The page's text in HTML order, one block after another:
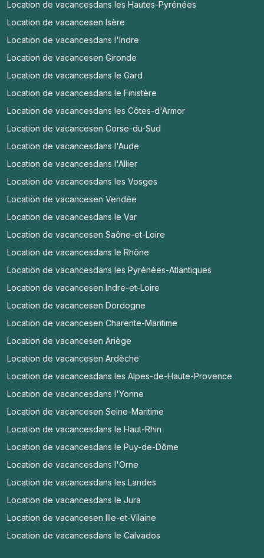
Location de vacancesdans les Hautes-Pyrénées
Location de vacancesen Isère
Location de vacancesdans l'Indre
Location de vacancesen Gironde
Location de vacancesdans le Gard
Location de vacancesdans le Finistère
Location de vacancesdans les Côtes-d'Armor
Location de vacancesen Corse-du-Sud
Location de vacancesdans l'Aude
Location de vacancesdans l'Allier
Location de vacancesdans les Vosges
Location de vacancesen Vendée
Location de vacancesdans le Var
Location de vacancesen Saône-et-Loire
Location de vacancesdans le Rhône
Location de vacancesdans les Pyrénées-Atlantiques
Location de vacancesen Indre-et-Loire
Location de vacancesen Dordogne
Location de vacancesen Charente-Maritime
Location de vacancesen Ariège
Location de vacancesen Ardèche
Location de vacancesdans les Alpes-de-Haute-Provence
Location de vacancesdans l'Yonne
Location de vacancesen Seine-Maritime
Location de vacancesdans le Haut-Rhin
Location de vacancesdans le Puy-de-Dôme
Location de vacancesdans l'Orne
Location de vacancesdans les Landes
Location de vacancesdans le Jura
Location de vacancesen Ille-et-Vilaine
Location de vacancesdans le Calvados